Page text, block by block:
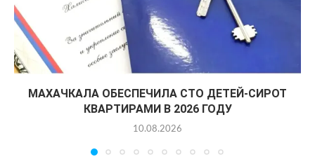
МАХАЧКАЛА ОБЕСПЕЧИЛА СТО ДЕТЕЙ-СИРОТ
КВАРТИРАМИ В 2026 ГОДУ
10.08.2026